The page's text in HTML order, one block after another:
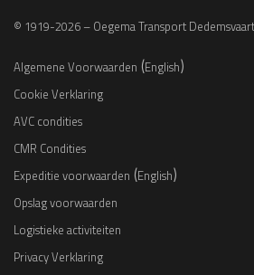
© 1919-2026 – Oegema Transport
Algemene Voorwaarden (English)
Cookie Verklaring
AVC condities
CMR Condities
Expeditie voorwaarden (English)
Opslag voorwaarden
Logistieke activiteiten
Privacy Verklaring